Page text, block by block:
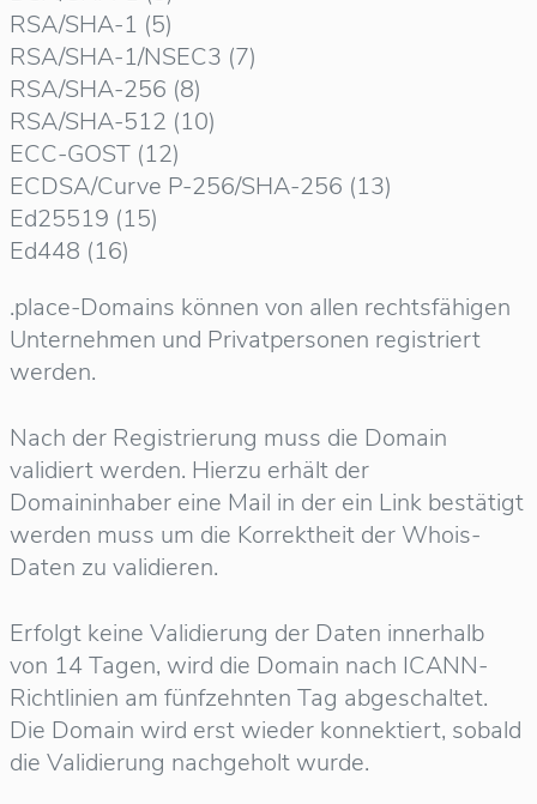
RSA/SHA-1 (5)
RSA/SHA-1/NSEC3 (7)
RSA/SHA-256 (8)
RSA/SHA-512 (10)
ECC-GOST (12)
ECDSA/Curve P-256/SHA-256 (13)
Ed25519 (15)
Ed448 (16)
.place-Domains können von allen rechtsfähigen
Unternehmen und Privatpersonen registriert
werden.
Nach der Registrierung muss die Domain
validiert werden. Hierzu erhält der
Domaininhaber eine Mail in der ein Link bestätigt
werden muss um die Korrektheit der Whois-
Daten zu validieren.
Erfolgt keine Validierung der Daten innerhalb
von 14 Tagen, wird die Domain nach ICANN-
Richtlinien am fünfzehnten Tag abgeschaltet.
Die Domain wird erst wieder konnektiert, sobald
die Validierung nachgeholt wurde.